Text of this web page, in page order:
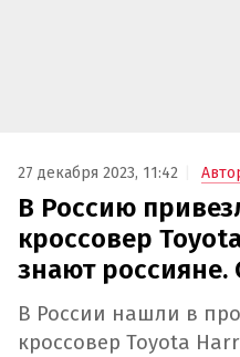
27 декабря 2023, 11:42
В Россию
кроссовер
знают россияне.
В России нашли в
кроссовер Toyota